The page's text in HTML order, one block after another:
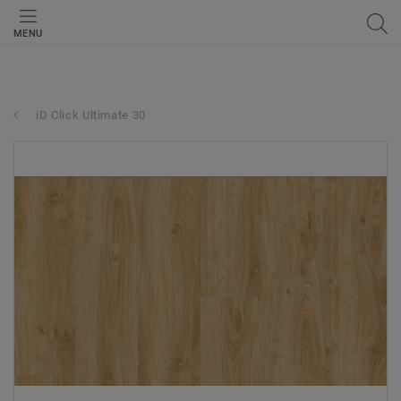
MENU
iD Click Ultimate 30